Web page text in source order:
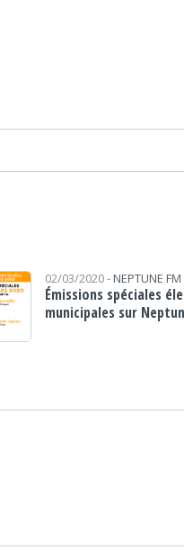
02/03/2020 - NEPTUNE FM
Émissions spéciales
municipales sur